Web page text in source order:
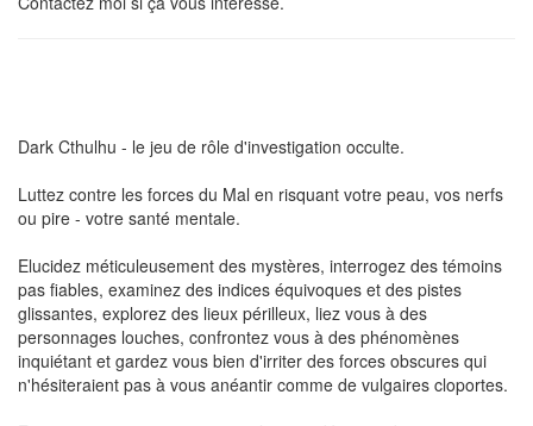
Dark Cthulhu - le jeu de rôle d'investigation occulte.
Luttez contre les forces du Mal en risquant votre peau, vos nerfs
ou pire - votre santé mentale.
Elucidez méticuleusement des mystères, interrogez des témoins
pas fiables, examinez des indices équivoques et des pistes
glissantes, explorez des lieux périlleux, liez vous à des
personnages louches, confrontez vous à des phénomènes
inquiétant et gardez vous bien d'irriter des forces obscures qui
n'hésiteraient pas à vous anéantir comme de vulgaires cloportes.